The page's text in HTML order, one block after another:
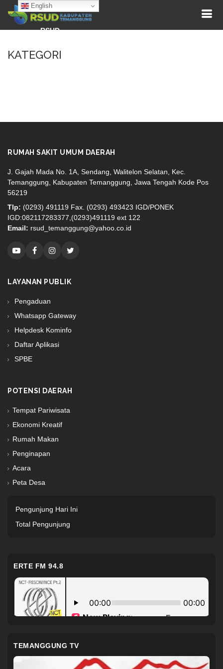
English
RSUD
KATEGORI
RUMAH SAKIT UMUM DAERAH
J. Gajah Mada No. 1A, Sendang, Walitelon Selatan, Kec.
Temanggung, Kabupaten Temanggung, Jawa Tengah Kode Pos
56219
Tlp: (0293) 491119 Fax. (0293) 493423 IGD/PONEK
IGD:082117283377,(0293)491119 ext 122
Email: rsud_temanggung@yahoo.co.id
LAYANAN PUBLIK
Pengaduan
Whatsapp Gateway
Helpdesk Kominfo
Daftar Aplikasi
SPBE
POTENSI DAERAH
Tempat Pariwisata
Ekonomi Kreatif
Rumah Makan
Penginapan
Acara
Peta Desa
Pengunjung Hari Ini
Total Pengunjung
ERTE FM 94.8
TEMANGGUNG TV